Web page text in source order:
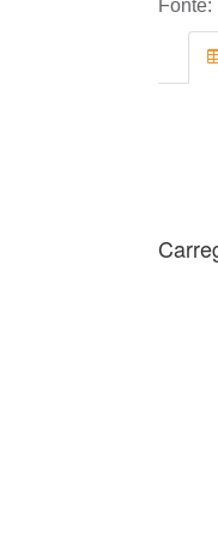
Fonte: